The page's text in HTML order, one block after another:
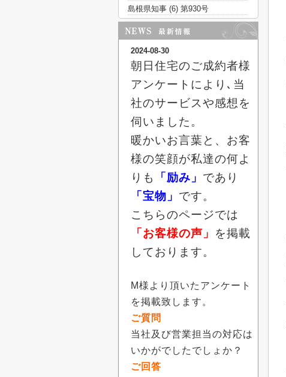
島根県知事 (6) 第930号
2024-08-30
朝日住宅のご成約者様
アンケートにより､当
社のサービスや感想を
伺いました。
暖かいお言葉と、お客
様の笑顔が私達の何よ
りも
「励み」 であり
「宝物」 です。
こちらのページでは
「お客様の声」 を掲載
しております。
M様より頂いたアンケート
を掲載致します。
ご質問
当社及び営業担当の対応は
いかがでしたでしょか？
ご回答